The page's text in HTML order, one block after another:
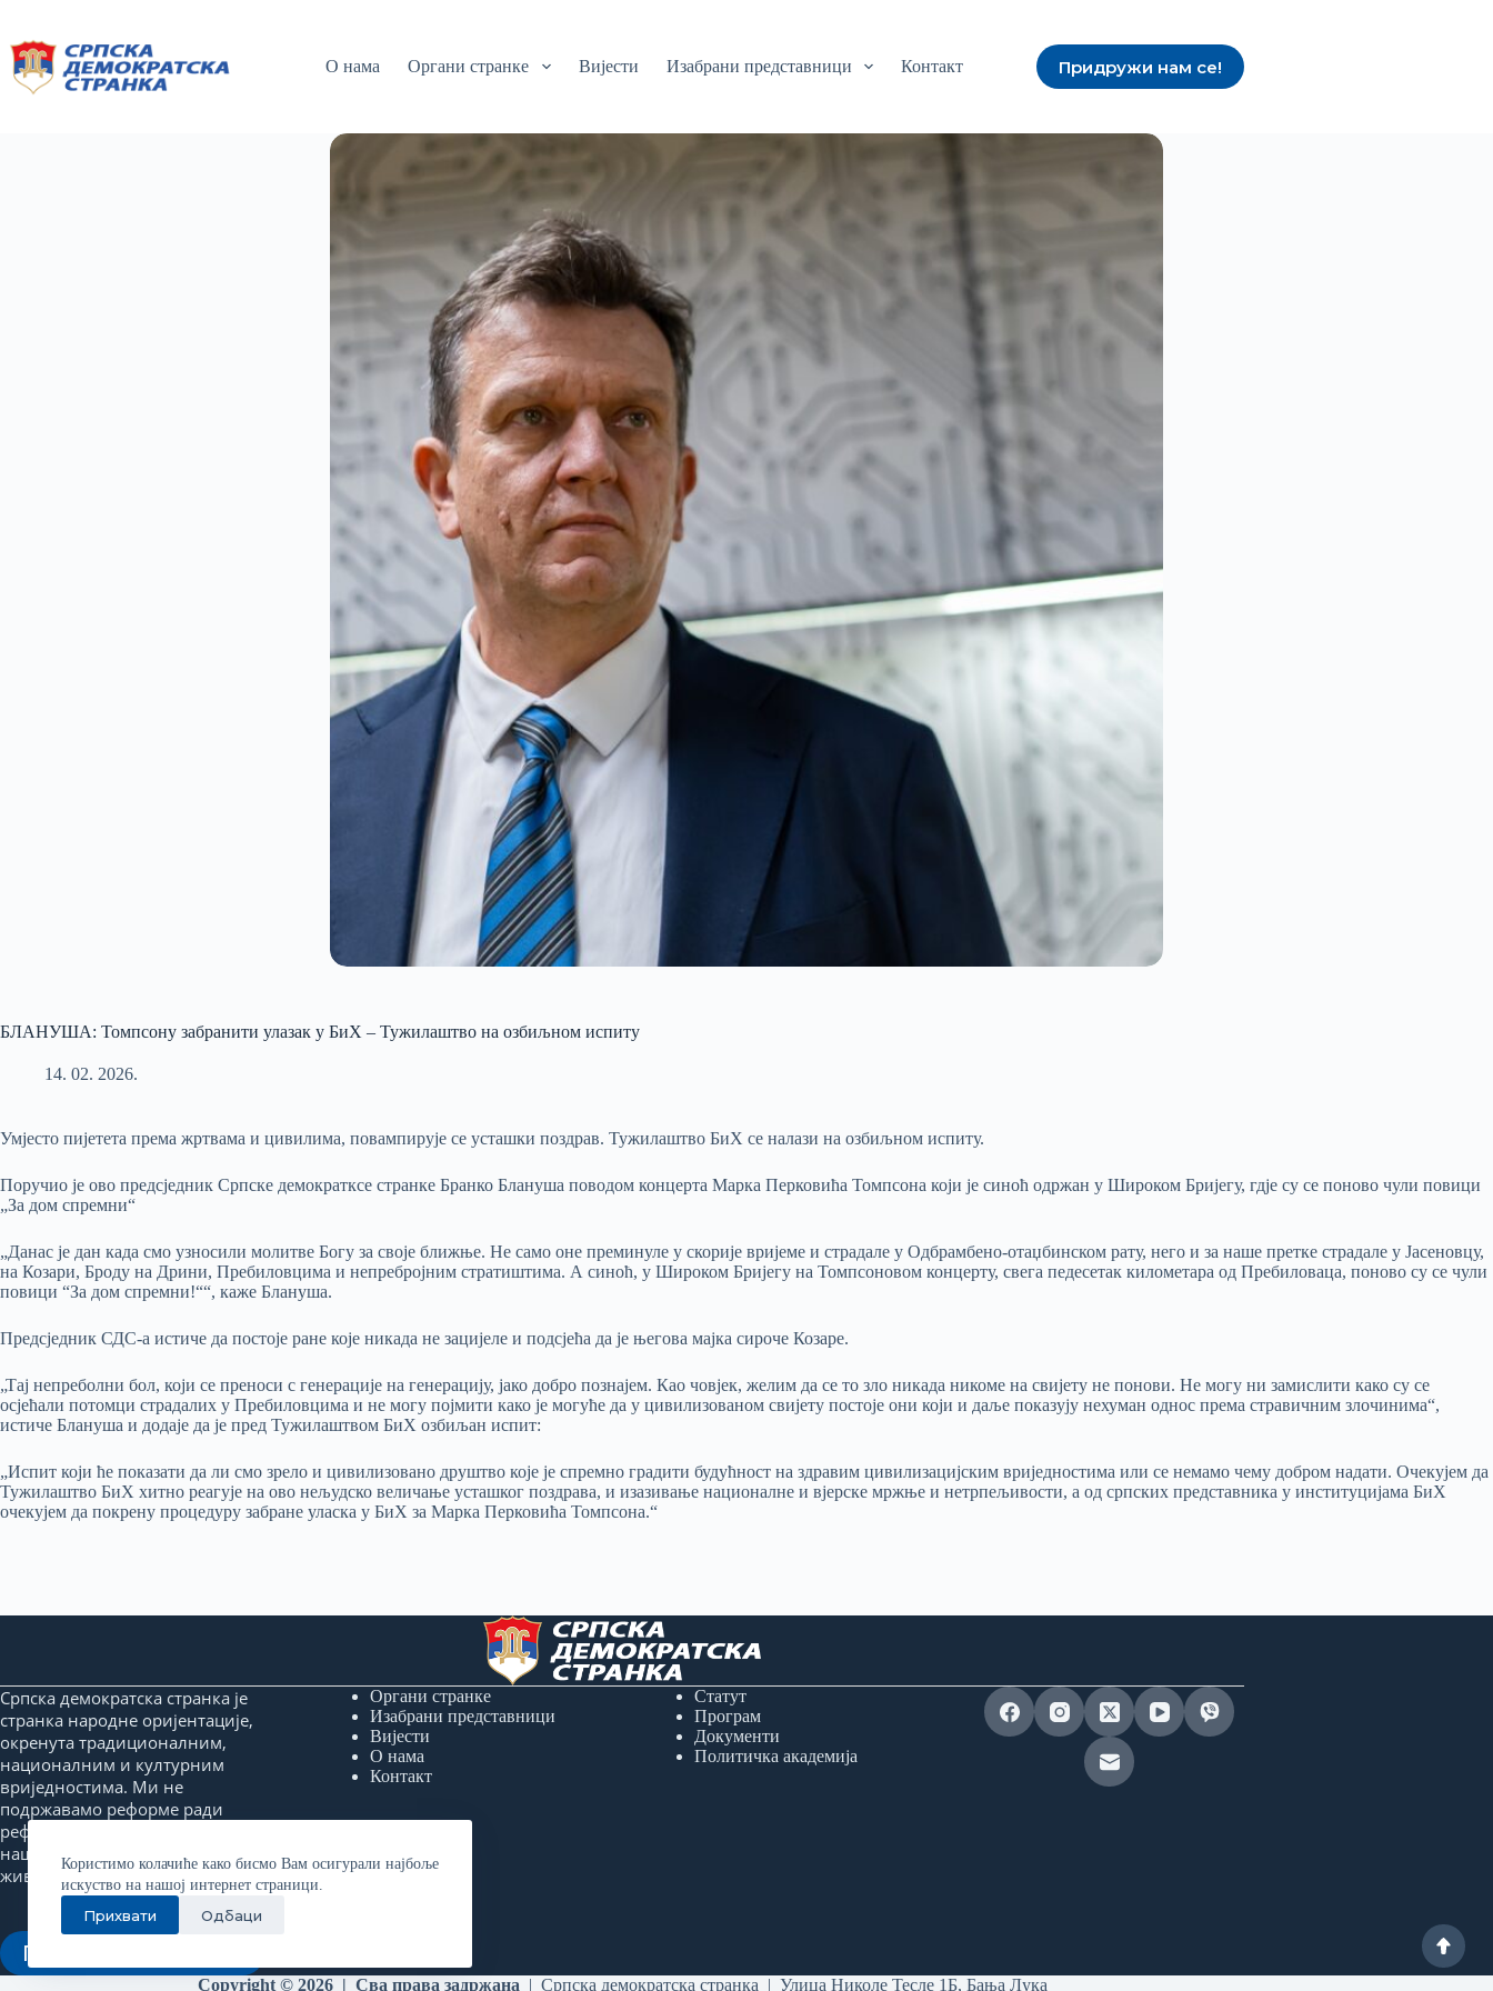
Користимо колачиће како бисмо Вам осигурали најбоље
искуство на нашој интернет страници.
Прихвати Одбаци
О нама Органи странке Вијести Изабрани представници Контакт Придружи нам се!
БЛАНУША: Томпсону забранити улазак у БиХ – Тужилаштво на озбиљном испиту
14. 02. 2026.
Умјесто пијетета према жртвама и цивилима, повампирује се усташки поздрав. Тужилаштво БиХ се налази на озбиљном испиту.
Поручио је ово предсједник Српске демократксе странке Бранко Блануша поводом концерта Марка Перковића Томпсона који је синоћ одржан у Широком Бријегу, гдје су се поново чули повици
„За дом спремни“
„Данас је дан када смо узносили молитве Богу за своје ближње. Не само оне преминуле у скорије вријеме и страдале у Одбрамбено-отаџбинском рату, него и за наше претке страдале у Јасеновцу,
на Козари, Броду на Дрини, Пребиловцима и непребројним стратиштима. А синоћ, у Широком Бријегу на Томпсоновом концерту, свега педесетак километара од Пребиловаца, поново су се чули
повици “За дом спремни!““, каже Блануша.
Предсједник СДС-а истиче да постоје ране које никада не зацијеле и подсјећа да је његова мајка сироче Козаре.
„Тај непреболни бол, који се преноси с генерације на генерацију, јако добро познајем. Као човјек, желим да се то зло никада никоме на свијету не понови. Не могу ни замислити како су се
осјећали потомци страдалих у Пребиловцима и не могу појмити како је могуће да у цивилизованом свијету постоје они који и даље показују нехуман однос према стравичним злочинима“,
истиче Блануша и додаје да је пред Тужилаштвом БиХ озбиљан испит:
„Испит који ће показати да ли смо зрело и цивилизовано друштво које је спремно градити будућност на здравим цивилизацијским вриједностима или се немамо чему добром надати. Очекујем да
Тужилаштво БиХ хитно реагује на ово нељудско величање усташког поздрава, и изазивање националне и вјерске мржње и нетрпељивости, а од српских представника у институцијама БиХ
очекујем да покрену процедуру забране уласка у БиХ за Марка Перковића Томпсона.“
Српска демократска странка је
странка народне оријентације,
окренута традиционалним,
националним и културним
вриједностима. Ми не
подржавамо реформе ради
реформи, него реформе које ће
нашем народу донијети бољи
живот и сигурнију будућност.
Придружи нам се!
Органи странке
Изабрани представници
Вијести
О нама
Контакт
Статут
Програм
Документи
Политичка академија
Copyright © 2026 | Сва права задржана | Српска демократска странка | Улица Николе Тесле 1Б, Бања Лука